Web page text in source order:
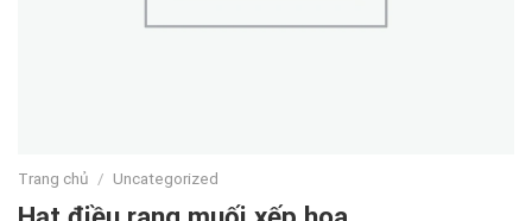
Trang chủ / Uncategorized